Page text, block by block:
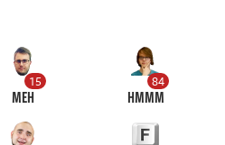
15
MEH
84
HMMM